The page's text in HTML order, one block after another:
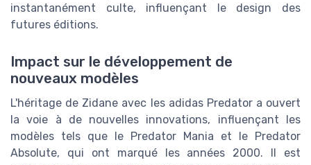
instantanément culte, influençant le design des
futures éditions.
Impact sur le développement de
nouveaux modèles
L'héritage de Zidane avec les adidas Predator a ouvert
la voie à de nouvelles innovations, influençant les
modèles tels que le Predator Mania et le Predator
Absolute, qui ont marqué les années 2000. Il est